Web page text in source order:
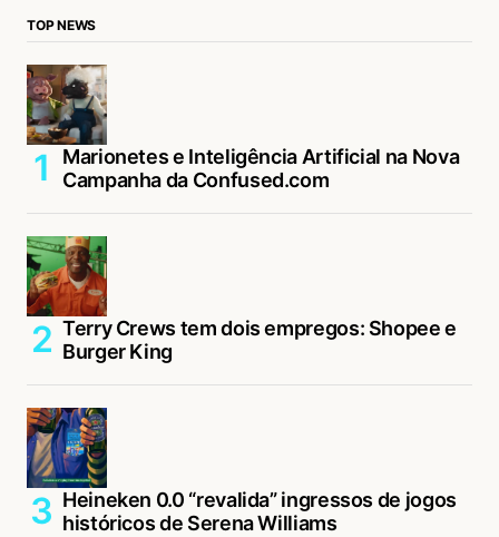
TOP NEWS
Marionetes e Inteligência Artificial na Nova
Campanha da Confused.com
Terry Crews tem dois empregos: Shopee e
Burger King
Heineken 0.0 “revalida” ingressos de jogos
históricos de Serena Williams